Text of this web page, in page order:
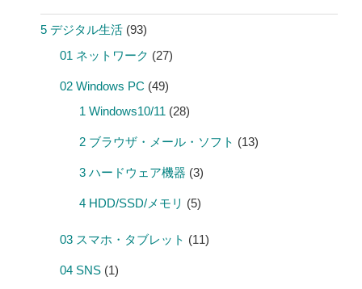
5 デジタル生活 (93)
01 ネットワーク (27)
02 Windows PC (49)
1 Windows10/11 (28)
2 ブラウザ・メール・ソフト (13)
3 ハードウェア機器 (3)
4 HDD/SSD/メモリ (5)
03 スマホ・タブレット (11)
04 SNS (1)